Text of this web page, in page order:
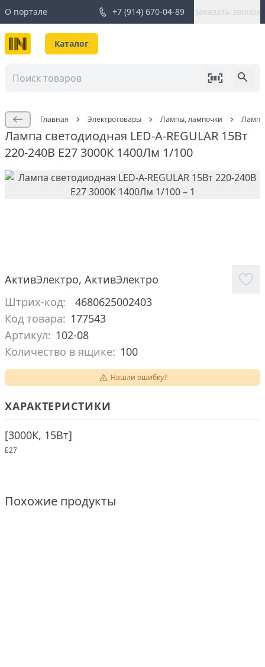
О портале +7 (914) 670-04-89 Заказать звонок
Каталог
Главная Электротовары Лампы, лампочки Лампа
Лампа светодиодная LED-A-REGULAR 15Вт
220-240В Е27 3000К 1400Лм 1/100
АктивЭлектро, АктивЭлектро
Штрих-код:
4680625002403
Код товара: 177543
Артикул: 102-08
Количество в ящике: 100
Нашли ошибку?
ХАРАКТЕРИСТИКИ
[3000К, 15Вт]
E27
Похожие продукты